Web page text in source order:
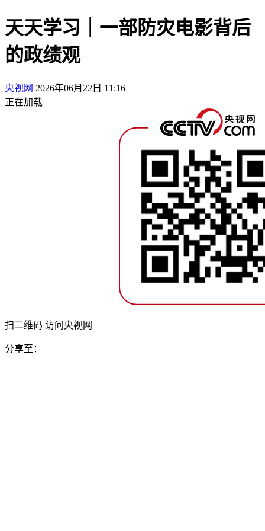
天天学习｜一部防灾电影背后
的政绩观
央视网 2026年06月22日 11:16
正在加载
扫二维码 访问央视网
分享至：